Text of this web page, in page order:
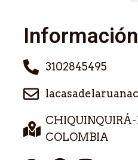
3102845495
COLOMBIA